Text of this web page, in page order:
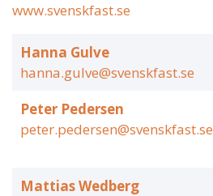
www.svenskfast.se
Hanna Gulve
hanna.gulve@svenskfast.se
Peter Pedersen
peter.pedersen@svenskfast.se
Mattias Wedberg